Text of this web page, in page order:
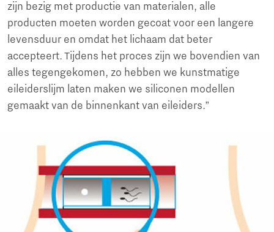
zijn bezig met productie van materialen, alle
producten moeten worden gecoat voor een langere
levensduur en omdat het lichaam dat beter
accepteert. Tijdens het proces zijn we bovendien van
alles tegengekomen, zo hebben we kunstmatige
eileiderslijm laten maken we siliconen modellen
gemaakt van de binnenkant van eileiders.”